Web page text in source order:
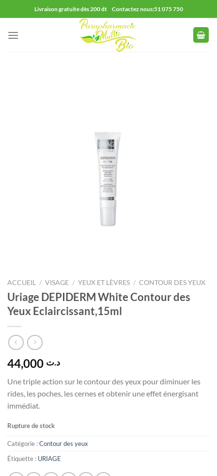
au
contenu
Livraison gratuite dès 200 dt Contactez nous:51 075 750
ACCUEIL / VISAGE / YEUX ET LÈVRES / CONTOUR DES YEUX
Uriage DEPIDERM White Contour des
Yeux Eclaircissant,15ml
د.ت
Une triple action sur le contour des yeux pour diminuer les
rides, les poches, les cernes et obtenir une effet énergisant
immédiat.
Rupture de stock
Catégorie :Contour des yeux
Étiquette : URIAGE